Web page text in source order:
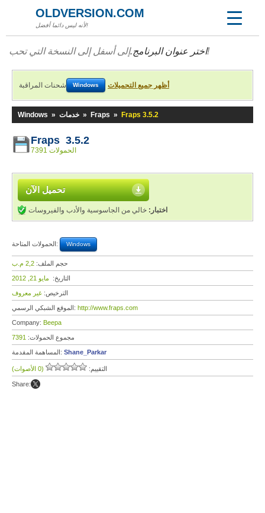
OLDVERSION.COM
لأنه ليس دائما أفضل!
اختر عنوان البرنامج.إلى أسفل إلى النسخة التي تحب!
شحنات المراقبة Windows أظهر جميع التحميلات
Windows » خدمات » Fraps » Fraps 3.5.2
Fraps 3.5.2
7391 الحمولات
تحميل الآن
اختبار: خالي من الجاسوسية والأدب والفيروسات
الحمولات المتاحة: Windows
حجم الملف: 2,2 م.ب
التاريخ: مايو 21, 2012
الترخيص: غير معروف
الموقع الشبكي الرسمي: http://www.fraps.com
Company: Beepa
مجموع الحمولات: 7391
المساهمة المقدمة: Shane_Parkar
التقييم: (0 الأصوات)
Share: